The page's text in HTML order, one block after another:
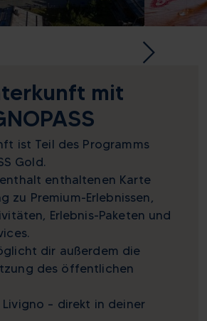
mit
ist Teil des Programms
Gold.
enthaltenen Karte
zu Premium-Erlebnissen,
Erlebnis-Paketen und
dir außerdem die
des öffentlichen
Livigno – direkt in deiner